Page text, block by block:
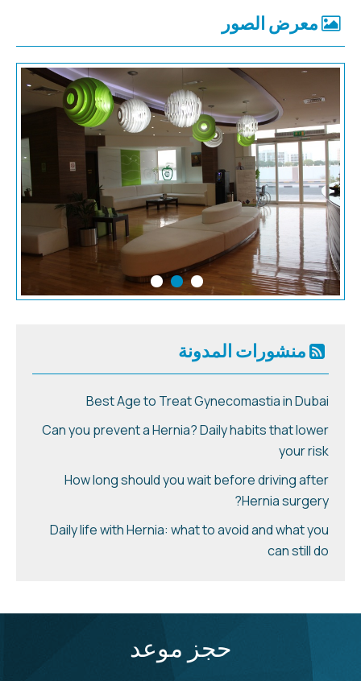
معرض الصور
منشورات المدونة
Best Age to Treat Gynecomastia in Dubai
Can you prevent a Hernia? Daily habits that lower
your risk
How long should you wait before driving after
Hernia surgery?
Daily life with Hernia: what to avoid and what you
can still do
حجز موعد